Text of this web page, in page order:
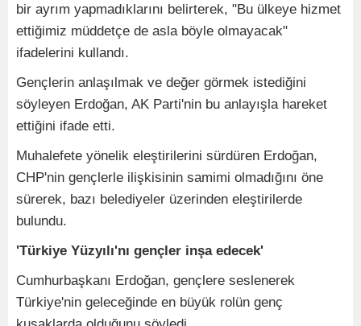
bir ayrım yapmadıklarını belirterek, "Bu ülkeye hizmet
ettiğimiz müddetçe de asla böyle olmayacak"
ifadelerini kullandı.
Gençlerin anlaşılmak ve değer görmek istediğini
söyleyen Erdoğan, AK Parti'nin bu anlayışla hareket
ettiğini ifade etti.
Muhalefete yönelik eleştirilerini sürdüren Erdoğan,
CHP'nin gençlerle ilişkisinin samimi olmadığını öne
sürerek, bazı belediyeler üzerinden eleştirilerde
bulundu.
'Türkiye Yüzyılı'nı gençler inşa edecek'
Cumhurbaşkanı Erdoğan, gençlere seslenerek
Türkiye'nin geleceğinde en büyük rolün genç